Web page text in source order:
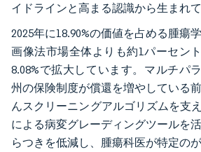
イドラインと高まる認識から生まれて
2025年に18.90%の価値を占める腫瘍
画像法市場全体よりも約1パーセン
8.08%で拡大しています。マルチパ
州の保険制度が償還を増やしている
んスクリーニングアルゴリズムを支
による病変グレーディングツールを
らつきを低減し、腫瘍科医が特定の